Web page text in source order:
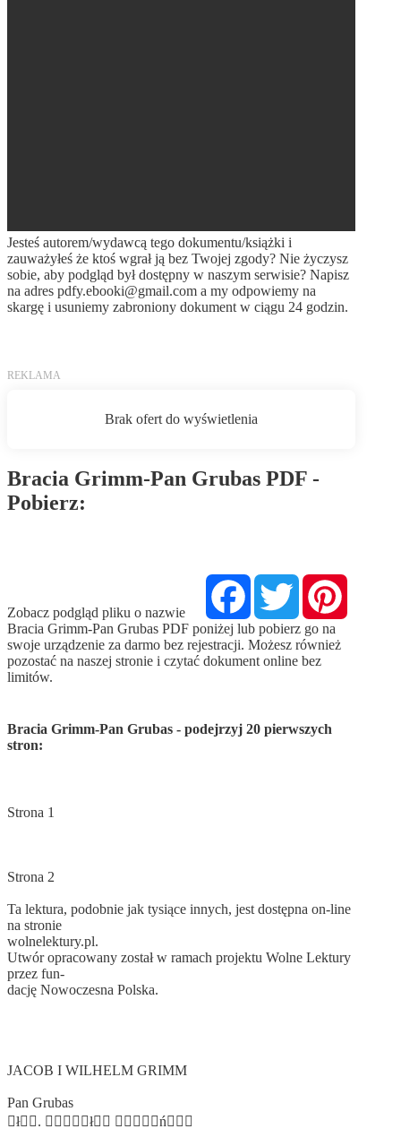
Jesteś autorem/wydawcą tego dokumentu/książki i
zauważyłeś że ktoś wgrał ją bez Twojej zgody? Nie życzysz
sobie, aby podgląd był dostępny w naszym serwisie? Napisz
na adres pdfy.ebooki@gmail.com a my odpowiemy na
skargę i usuniemy zabroniony dokument w ciągu 24 godzin.
Bracia Grimm-Pan Grubas PDF -
Pobierz:
FacebookTwitter Pinterest
Zobacz podgląd pliku o nazwie
Bracia Grimm-Pan Grubas PDF poniżej lub pobierz go na
swoje urządzenie za darmo bez rejestracji. Możesz również
pozostać na naszej stronie i czytać dokument online bez
limitów.
Bracia Grimm-Pan Grubas - podejrzyj 20 pierwszych
stron:
Strona 1
Strona 2
Ta lektura, podobnie jak tysiące innych, jest dostępna on-line
na stronie
wolnelektury.pl.
Utwór opracowany został w ramach projektu Wolne Lektury
przez fun-
dację Nowoczesna Polska.
JACOB I WILHELM GRIMM
Pan Grubas
ł. ł ń